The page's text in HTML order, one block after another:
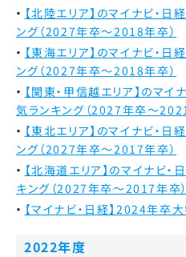
【北陸エリア】のマイナビ・
ング（2027年卒～2018年卒）
【東海エリア】のマイナビ・
ング（2027年卒～2018年卒）
【関東・甲信越エリア】のマ
気ランキング（2027年卒～
【東北エリア】のマイナビ・
ング（2027年卒～2017年卒）
【北海道エリア】のマイナビ
キング（2027年卒～2017年卒）
【マイナビ・日経】2024年卒
2022年度